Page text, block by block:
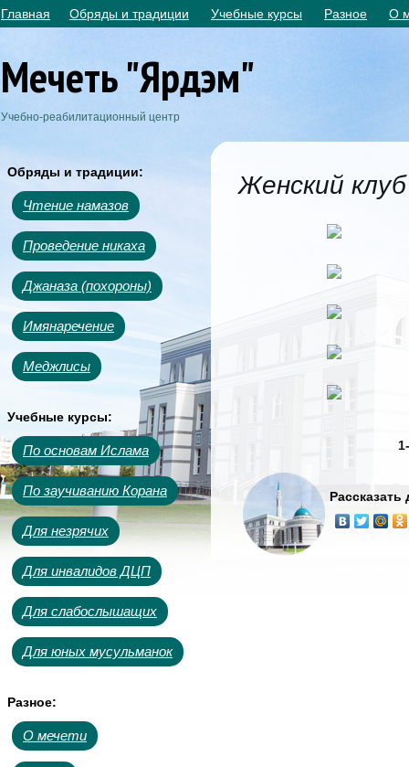
Главная Обряды и традиции Учебные курсы Разное О
Мечеть "Ярдэм"
Учебно-реабилитационный центр
Обряды и традиции:
Чтение намазов
Проведение никаха
Джаназа (похороны)
Имянаречение
Меджлисы
Учебные курсы:
По основам Ислама
По заучиванию Корана
Для незрячих
Для инвалидов ДЦП
Для слабослышащих
Для юных мусульманок
Разное:
О мечети
Женский
Рассказать